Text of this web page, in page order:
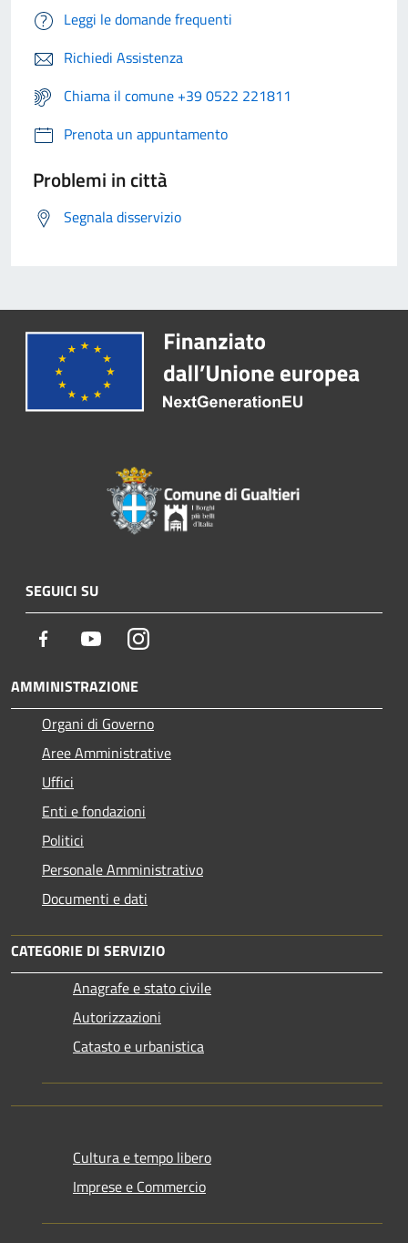
Leggi le domande frequenti
Richiedi Assistenza
Chiama il comune +39 0522 221811
Prenota un appuntamento
Problemi in città
Segnala disservizio
SEGUICI SU
Facebook YoutubeInstagram
AMMINISTRAZIONE
Organi di Governo
Aree Amministrative
Uffici
Enti e fondazioni
Politici
Personale Amministrativo
Documenti e dati
CATEGORIE DI SERVIZIO
Anagrafe e stato civile
Autorizzazioni
Catasto e urbanistica
Cultura e tempo libero
Imprese e Commercio